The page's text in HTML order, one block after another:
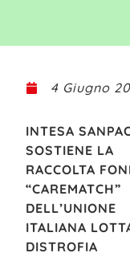
4 Giugno
INTESA
SOSTIENE LA
RACCOLTA
“CAREMATCH”
DELL’UNIONE
ITALIANA
DISTROFIA